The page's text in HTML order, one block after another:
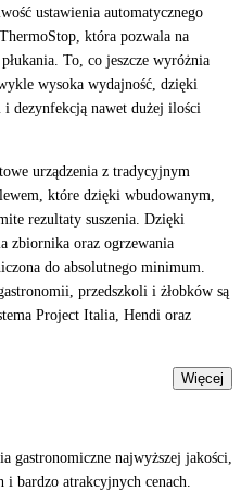
ustawienia automatycznego
która pozwala na
To, co jeszcze wyróżnia
wysoka wydajność, dzięki
dezynfekcją nawet dużej ilości
urządzenia z tradycyjnym
które dzięki wbudowanym,
rezultaty suszenia. Dzięki
zbiornika oraz ogrzewania
do absolutnego minimum.
przedszkoli i żłobków są
Project Italia, Hendi oraz
Więcej
gastronomiczne najwyższej jakości,
bardzo atrakcyjnych cenach.